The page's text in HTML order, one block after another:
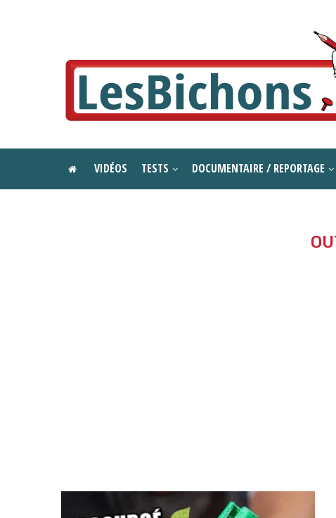
VIDÉOS TESTS DOCUMENTAIRE / REPORTAGE